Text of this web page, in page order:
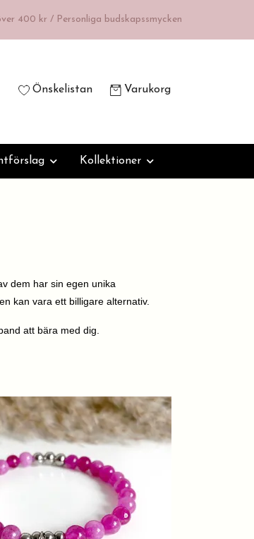
400 kr / Personliga budskapssmycken
Önskelistan Varukorg
Kollektioner
dem har sin egen unika
kan vara ett billigare alternativ.
att bära med dig.